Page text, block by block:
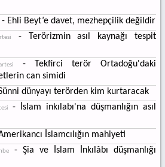
- Ehli Beyt’e davet, mezhepçilik değildir
- Terörizmin asıl kaynağı tespit
- Tekfirci terör Ortadoğu'daki
can simidi
dünyayı terörden kim kurtaracak
- İslam inkılabı'na düşmanlığın asıl
İslamcılığın mahiyeti
- Şia ve İslam İnkılâbı düşmanlığı